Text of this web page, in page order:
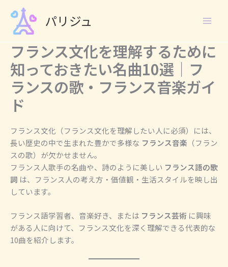
content
パリジュ
フランス文化を理解するために
知っておきたい名曲10選｜フ
ランスの歌・フランス音楽ガイ
ド
フランス文化（フランス文化を理解したい人に必須）には、
長い歴史の中で生まれた豊かで多様な フランス音楽 （フラン
スの歌）が欠かせません。
フランス人歌手の名曲や、詩のように美しい フランス語の歌
詞 は、フランス人の考え方・価値観・生活スタイルを映し出
しています。
フランス語学習者、音楽好き、または フランス芸術 に興味
がある人に向けて、フランス文化を深く理解できる代表的な
10曲を紹介します。